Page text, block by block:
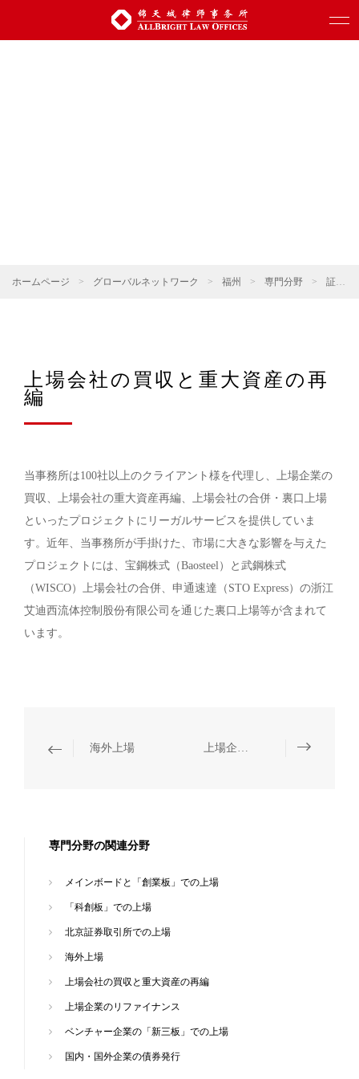
ホームページ > グローバルネットワーク > 福州 > 専門分野 > 証券・資本市場
上場会社の買収と重大資産の再
編
当事務所は100社以上のクライアント様を代理し、上場企業の
買収、上場会社の重大資産再編、上場会社の合併・裏口上場
といったプロジェクトにリーガルサービスを提供していま
す。近年、当事務所が手掛けた、市場に大きな影響を与えた
プロジェクトには、宝鋼株式（Baosteel）と武鋼株式
（WISCO）上場会社の合併、申通速達（STO Express）の浙江
艾迪西流体控制股份有限公司を通じた裏口上場等が含まれて
います。
海外上場 上場企業のリファイナンス
専門分野の関連分野
メインボードと「創業板」での上場
「科創板」での上場
北京証券取引所での上場
海外上場
上場会社の買収と重大資産の再編
上場企業のリファイナンス
ベンチャー企業の「新三板」での上場
国内・国外企業の債券発行